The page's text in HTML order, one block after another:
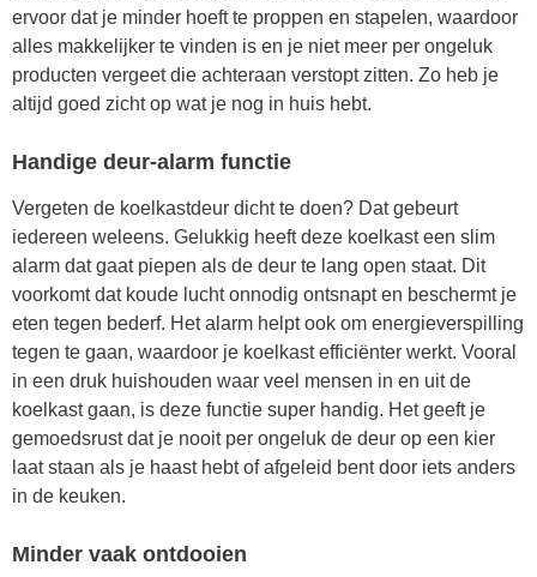
ervoor dat je minder hoeft te proppen en stapelen, waardoor
alles makkelijker te vinden is en je niet meer per ongeluk
producten vergeet die achteraan verstopt zitten. Zo heb je
altijd goed zicht op wat je nog in huis hebt.
Handige deur-alarm functie
Vergeten de koelkastdeur dicht te doen? Dat gebeurt
iedereen weleens. Gelukkig heeft deze koelkast een slim
alarm dat gaat piepen als de deur te lang open staat. Dit
voorkomt dat koude lucht onnodig ontsnapt en beschermt je
eten tegen bederf. Het alarm helpt ook om energieverspilling
tegen te gaan, waardoor je koelkast efficiënter werkt. Vooral
in een druk huishouden waar veel mensen in en uit de
koelkast gaan, is deze functie super handig. Het geeft je
gemoedsrust dat je nooit per ongeluk de deur op een kier
laat staan als je haast hebt of afgeleid bent door iets anders
in de keuken.
Minder vaak ontdooien